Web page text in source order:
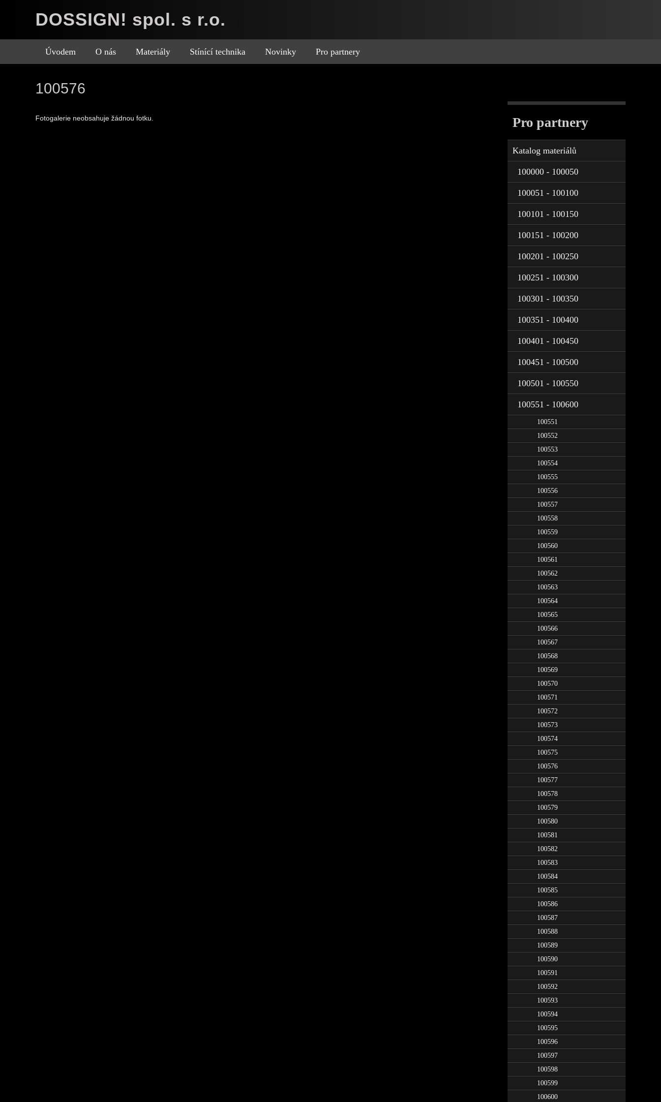
DOSSIGN! spol. s r.o.
Úvodem O nás Materiály Stínící technika Novinky Pro partnery
Pro partnery
Katalog materiálů
100000 - 100050
100051 - 100100
100101 - 100150
100151 - 100200
100201 - 100250
100251 - 100300
100301 - 100350
100351 - 100400
100401 - 100450
100451 - 100500
100501 - 100550
100551 - 100600
100551
100552
100553
100554
100555
100556
100557
100558
100559
100560
100561
100562
100563
100564
100565
100566
100567
100568
100569
100570
100571
100572
100573
100574
100575
100576
100577
100578
100579
100580
100581
100582
100583
100584
100585
100586
100587
100588
100589
100590
100591
100592
100593
100594
100595
100596
100597
100598
100599
100600
100576
Fotogalerie neobsahuje žádnou fotku.